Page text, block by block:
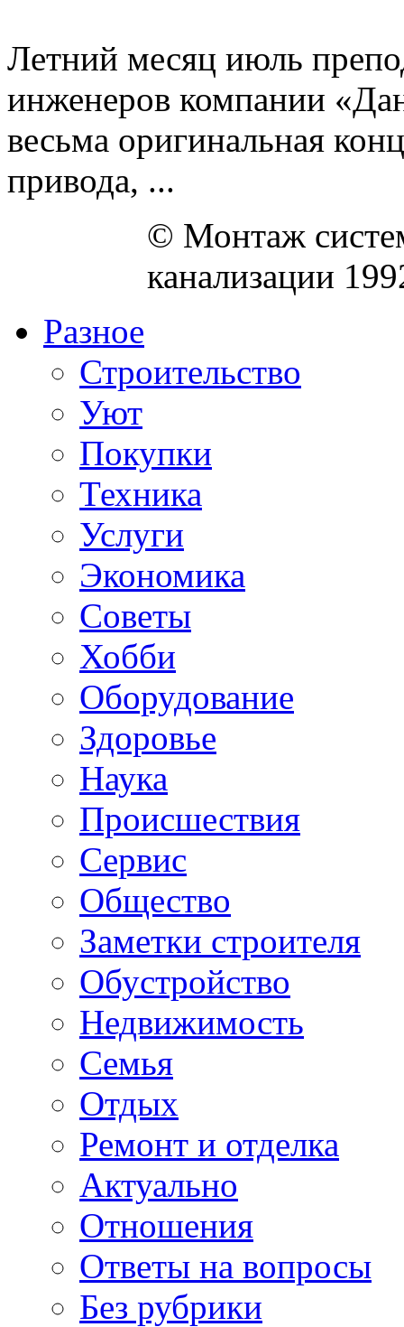
Летний месяц июль
инженеров компании
весьма оригинальная
привода, ...
© Монтаж
канализации
Разное
Строительство
Уют
Покупки
Техника
Услуги
Экономика
Советы
Хобби
Oборудование
Здоровье
Наука
Происшествия
Сервис
Общество
Заметки строителя
Обустройство
Недвижимость
Семья
Отдых
Ремонт и отделка
Актуально
Отношения
Ответы на вопросы
Без рубрики